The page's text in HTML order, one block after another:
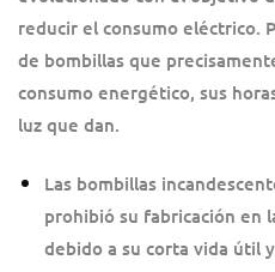
reducir el consumo eléctrico.
de bombillas que
consumo energético, sus
luz que dan.
Las bombillas
prohibió su fabricación en
debido a su corta vida útil